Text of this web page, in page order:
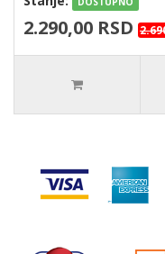
2.290,00 RSD